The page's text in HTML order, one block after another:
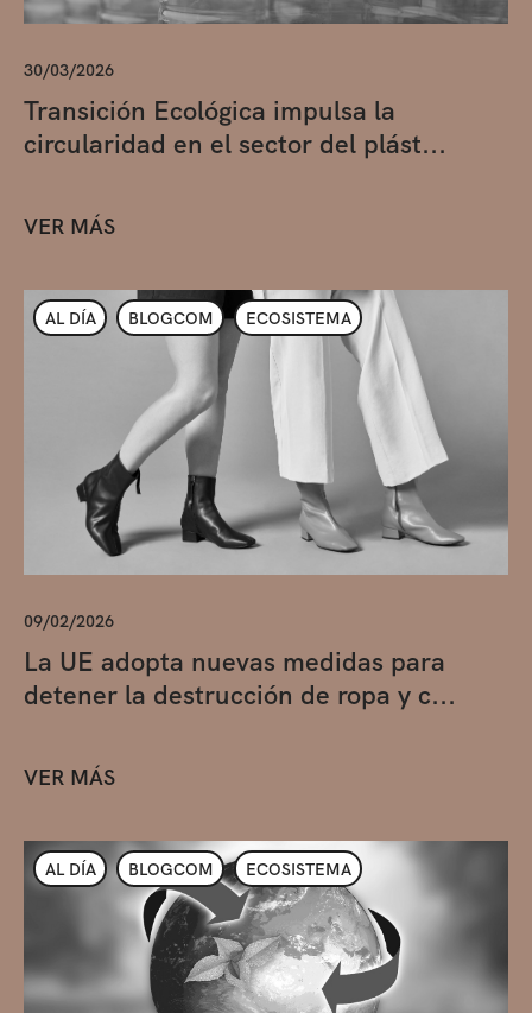
30/03/2026
Transición Ecológica impulsa la
circularidad en el sector del plást...
VER MÁS
AL DÍA BLOGCOM ECOSISTEMA
09/02/2026
La UE adopta nuevas medidas para
detener la destrucción de ropa y c...
VER MÁS
AL DÍA BLOGCOM ECOSISTEMA